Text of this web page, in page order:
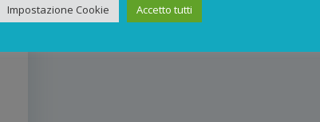
Impostazione Cookie Accetto tutti